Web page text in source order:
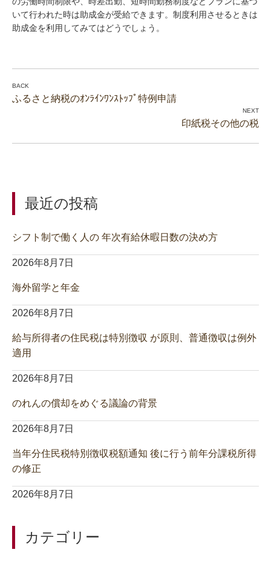
いて行われた時は助成金が受給できます。制度利用させるときは
助成金を利用してみてはどうでしょう。
ふるさと納税のｵﾝﾗｲﾝﾜﾝｽﾄｯﾌﾟ特例申請
印紙税その他の税
最近の投稿
シフト制で働く人の 年次有給休暇日数の決め方
2026年8月7日
海外留学と年金
2026年8月7日
給与所得者の住民税は特別徴収 が原則、普通徴収は例外
適用
2026年8月7日
のれんの償却をめぐる議論の背景
2026年8月7日
当年分住民税特別徴収税額通知 後に行う前年分課税所得
の修正
2026年8月7日
カテゴリー